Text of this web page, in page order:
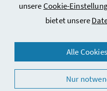
unsere Cookie-
bietet unsere
Alle
Nur
© 2026 Bundesministerium
Pflege und